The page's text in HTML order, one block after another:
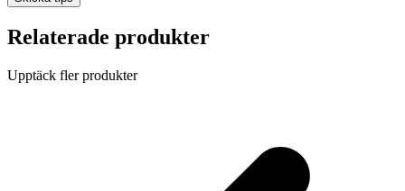
Relaterade produkter
Upptäck fler produkter